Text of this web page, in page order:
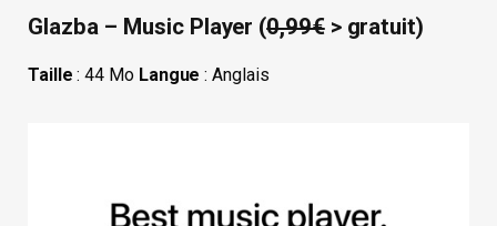
Glazba – Music Player (0,99€> gratuit)
Taille : 44 Mo Langue : Anglais